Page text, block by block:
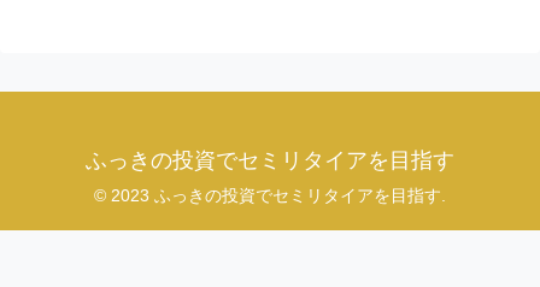
ふっきの投資でセミリタイアを目指す
© 2023 ふっきの投資でセミリタイアを目指す.